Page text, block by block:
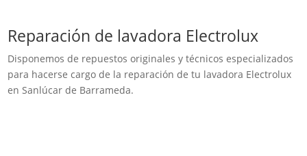
Reparación de lavadora Electrolux
Disponemos de repuestos originales y técnicos especializados
para hacerse cargo de la reparación de tu lavadora Electrolux
en Sanlúcar de Barrameda.